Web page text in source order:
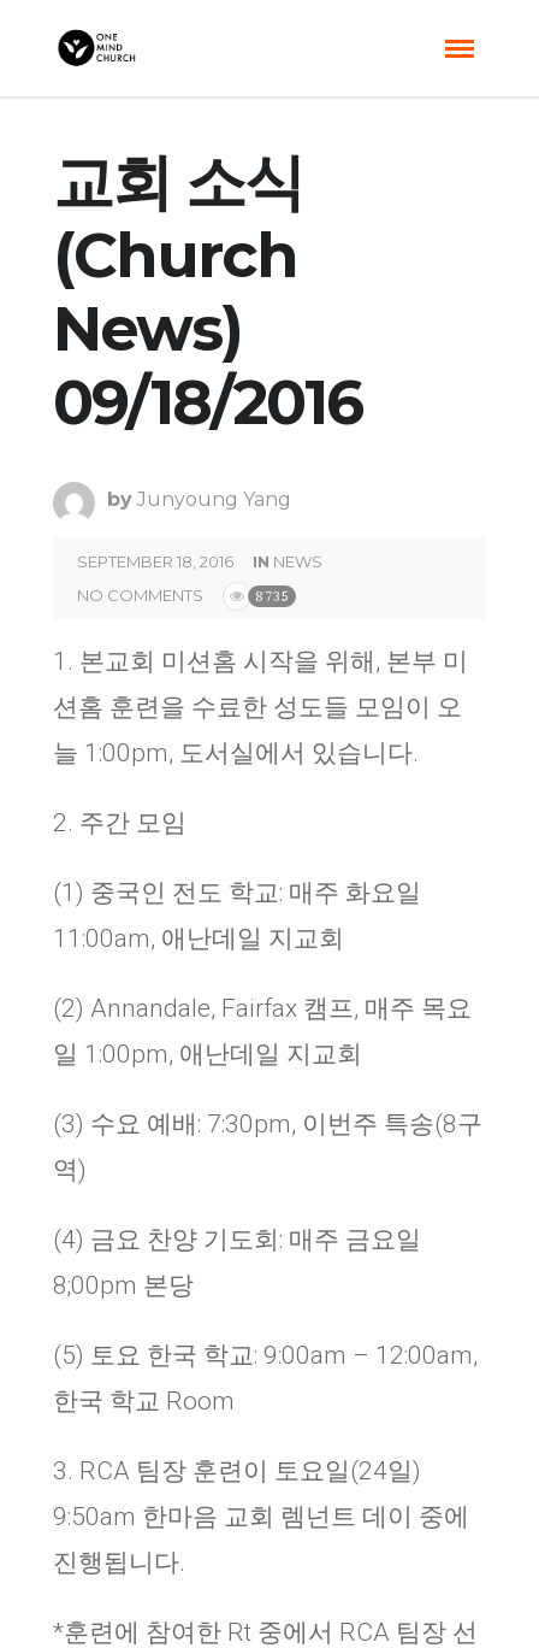
교회 소식
(Church
News)
09/18/2016
by Junyoung Yang
SEPTEMBER 18, 2016 IN NEWS
NO COMMENTS
8735
1. 본교회 미션홈 시작을 위해, 본부 미
션홈 훈련을 수료한 성도들 모임이 오
늘 1:00pm, 도서실에서 있습니다.
2. 주간 모임
(1) 중국인 전도 학교: 매주 화요일
11:00am, 애난데일 지교회
(2) Annandale, Fairfax 캠프, 매주 목요
일 1:00pm, 애난데일 지교회
(3) 수요 예배: 7:30pm, 이번주 특송(8구
역)
(4) 금요 찬양 기도회 : 매주 금요일
8;00pm 본당
(5) 토요 한국 학교: 9:00am – 12:00am,
한국 학교 Room
3. RCA 팀장 훈련이 토요일(24일)
9:50am 한마음 교회 렘넌트 데이 중에
진행됩니다.
*훈련에 참여한 Rt 중에서 RCA 팀장 선